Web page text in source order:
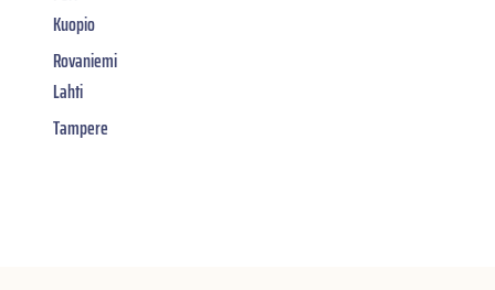
Kuopio
Rovaniemi
Lahti
Tampere